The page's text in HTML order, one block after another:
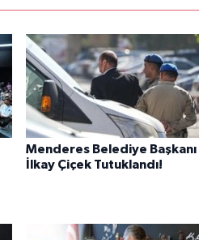
Menderes Belediye Başkanı
İlkay Çiçek Tutuklandı!